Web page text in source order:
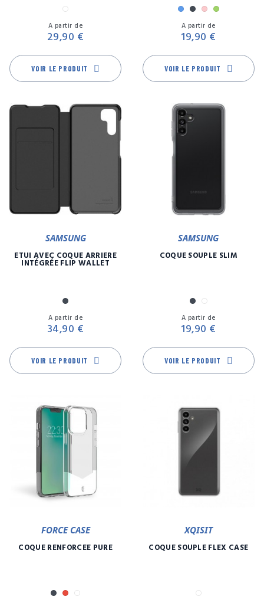
Transparent
A partir de
29,90 €
VOIR LE PRODUIT
BleuNoirRoseVert
A partir de
19,90 €
VOIR LE PRODUIT
SAMSUNG
ETUI AVEC COQUE ARRIÈRE
INTÉGRÉE FLIP WALLET
Noir
A partir de
34,90 €
VOIR LE PRODUIT
SAMSUNG
COQUE SOUPLE SLIM
NoirTransparent
A partir de
19,90 €
VOIR LE PRODUIT
FORCE CASE
COQUE RENFORCÉE PURE
NoirRougeTransparent
XQISIT
COQUE SOUPLE FLEX CASE
Transparent